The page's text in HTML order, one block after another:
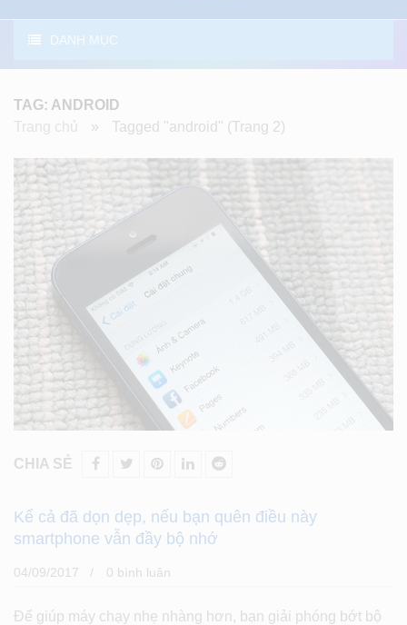
DANH MỤC
TAG: ANDROID
Trang chủ
» Tagged "android" (Trang 2)
CHIA SẺ
Kể cả đã dọn dẹp, nếu bạn quên điều này
smartphone vẫn đầy bộ nhớ
04/09/2017 0 bình luân
Để giúp máy chạy nhẹ nhàng hơn, bạn giải phóng bớt bộ